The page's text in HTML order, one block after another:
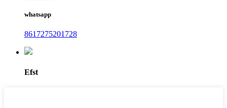
whatsapp
8617275201728
Efst